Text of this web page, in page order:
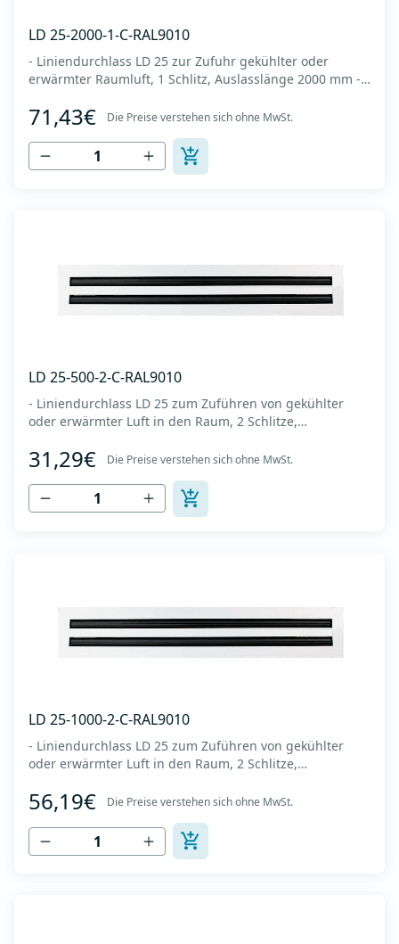
LD 25-2000-1-C-RAL9010
- Liniendurchlass LD 25 zur Zufuhr gekühlter oder
erwärmter Raumluft, 1 Schlitz, Auslasslänge 2000 mm -
aus eloxiertem Aluminium in RAL 9010 (weiße Farbe). -
Integrierter Kunststoffregler (Deflektor), der den
Luftstrom lenkt (links-rechts, horizon...
71,43€ Die Preise verstehen sich ohne MwSt.
LD 25-500-2-C-RAL9010
- Liniendurchlass LD 25 zum Zuführen von gekühlter
oder erwärmter Luft in den Raum, 2 Schlitze,
montiert -Es besteht aus eloxiertem Aluminium in RAL
9010 (weiße Farbe). -Integrierter Kunststoffregler
(Deflektor), der den Luftstrom lenkt (links-rec...
31,29€ Die Preise verstehen sich ohne MwSt.
LD 25-1000-2-C-RAL9010
- Liniendurchlass LD 25 zum Zuführen von gekühlter
oder erwärmter Luft in den Raum, 2 Schlitze,
Wand montiert -Es besteht aus eloxiertem Aluminium in
RAL 9010 (weiße Farbe). -Integrierter Kunststoffregler
(Deflektor), der den Luftstrom lenkt (links-re...
56,19€ Die Preise verstehen sich ohne MwSt.